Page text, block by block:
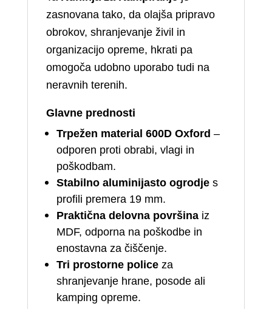
zasnovana tako, da olajša pripravo
obrokov, shranjevanje živil in
organizacijo opreme, hkrati pa
omogoča udobno uporabo tudi na
neravnih terenih.
Glavne prednosti
Trpežen material 600D Oxford –
odporen proti obrabi, vlagi in
poškodbam.
Stabilno aluminijasto ogrodjes
profili premera 19 mm.
Praktična delovna površinaiz
MDF, odporna na poškodbe in
enostavna za čiščenje.
Tri prostorne policeza
shranjevanje hrane, posode ali
kamping opreme.